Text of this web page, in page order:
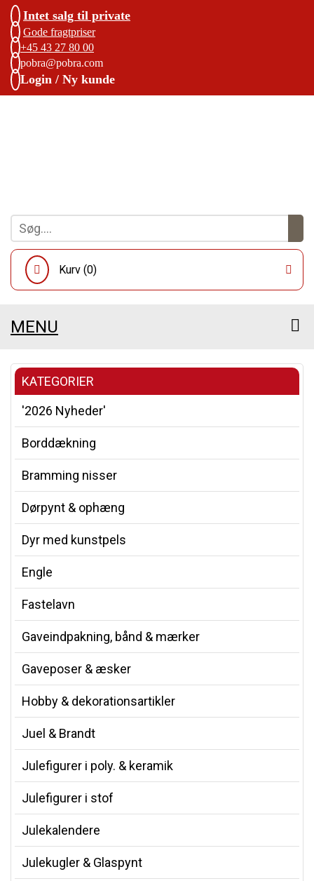
Intet salg til private
Gode fragtpriser
+45 43 27 80 00
pobra@pobra.com
Login / Ny kunde
Kurv (0)
MENU
KATEGORIER
'2026 Nyheder'
Borddækning
Bramming nisser
Dørpynt & ophæng
Dyr med kunstpels
Engle
Fastelavn
Gaveindpakning, bånd & mærker
Gaveposer & æsker
Hobby & dekorationsartikler
Juel & Brandt
Julefigurer i poly. & keramik
Julefigurer i stof
Julekalendere
Julekugler & Glaspynt